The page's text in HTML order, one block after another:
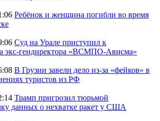
Ребёнок и женщина погибли во время
Суд на Урале приступил к
экс-гендиректора «ВСМПО-Ависма»
В Грузии завели дело из-за «фейков» в
туристов из РФ
Трамп пригрозил тюрьмой
данных о нехватке ракет у США